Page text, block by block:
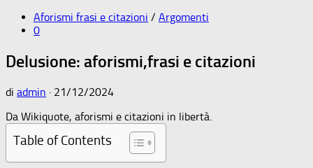
Aforismi frasi e citazioni / Argomenti
0
Delusione: aforismi,frasi e citazioni
di admin · 21/12/2024
Da Wikiquote, aforismi e citazioni in libertà.
Table of Contents